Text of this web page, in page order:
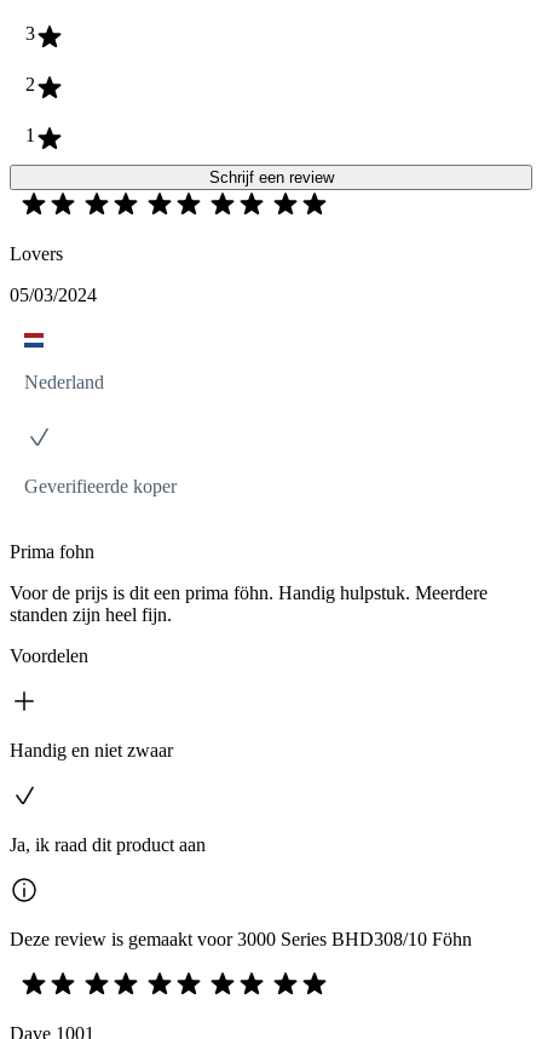
3
2
1
Schrijf een review
Lovers
05/03/2024
Nederland
Geverifieerde koper
Prima fohn
Voor de prijs is dit een prima föhn. Handig hulpstuk. Meerdere
standen zijn heel fijn.
Voordelen
Handig en niet zwaar
Ja, ik raad dit product aan
Deze review is gemaakt voor 3000 Series BHD308/10 Föhn
Dave 1001